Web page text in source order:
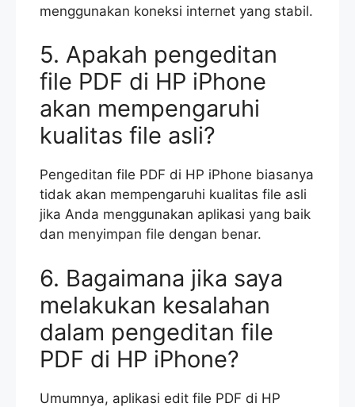
menggunakan koneksi internet yang stabil.
5. Apakah pengeditan
file PDF di HP iPhone
akan mempengaruhi
kualitas file asli?
Pengeditan file PDF di HP iPhone biasanya
tidak akan mempengaruhi kualitas file asli
jika Anda menggunakan aplikasi yang baik
dan menyimpan file dengan benar.
6. Bagaimana jika saya
melakukan kesalahan
dalam pengeditan file
PDF di HP iPhone?
Umumnya, aplikasi edit file PDF di HP